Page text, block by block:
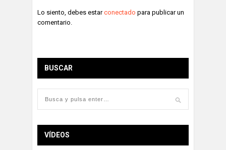
Lo siento, debes estarconectado para publicar un
comentario.
BUSCAR
VÍDEOS